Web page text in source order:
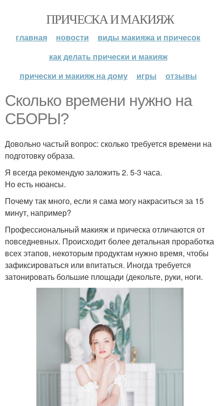
ПРИЧЕСКА И МАКИЯЖ
главная новости
виды макияжа и причесок
как делать прически и макияж
прически и макияж на дому
игры отзывы
Сколько времени нужно на
СБОРЫ?
Довольно частый вопрос: сколько требуется времени на
подготовку образа.
Я всегда рекомендую заложить 2. 5-3 часа.
Но есть нюансы.
Почему так много, если я сама могу накраситься за 15
минут, например?
Профессиональный макияж и прическа отличаются от
повседневных. Происходит более детальная проработка
всех этапов, некоторым продуктам нужно время, чтобы
зафиксироваться или впитаться. Иногда требуется
затонировать большие площади (декольте, руки, ноги.